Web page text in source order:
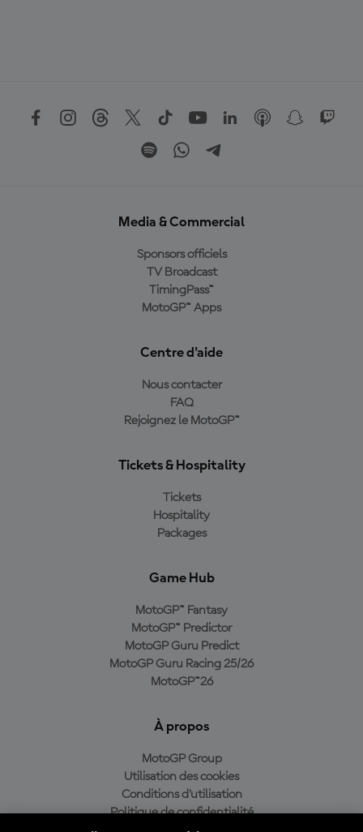
Media & Commercial
Sponsors officiels
TV Broadcast
TimingPass™
MotoGP™ Apps
Centre d'aide
Nous contacter
FAQ
Rejoignez le MotoGP™
Tickets & Hospitality
Tickets
Hospitality
Packages
Game Hub
MotoGP™ Fantasy
MotoGP™ Predictor
MotoGP Guru Predict
MotoGP Guru Racing 25/26
MotoGP™26
À propos
MotoGP Group
Utilisation des cookies
Conditions d'utilisation
Politique de confidentialité